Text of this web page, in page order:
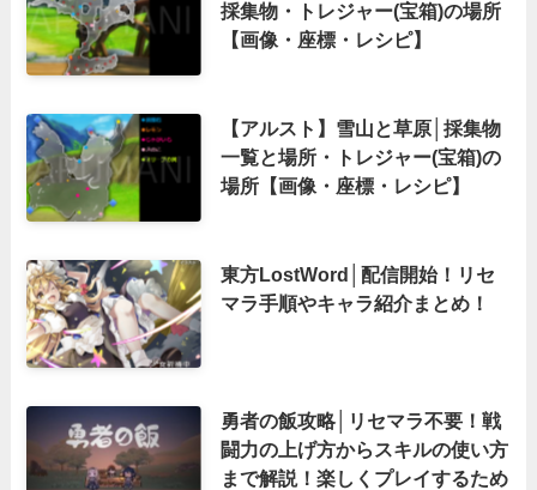
採集物・トレジャー(宝箱)の場所
【画像・座標・レシピ】
【アルスト】雪山と草原│採集物
一覧と場所・トレジャー(宝箱)の
場所【画像・座標・レシピ】
東方LostWord│配信開始！リセ
マラ手順やキャラ紹介まとめ！
勇者の飯攻略│リセマラ不要！戦
闘力の上げ方からスキルの使い方
まで解説！楽しくプレイするため